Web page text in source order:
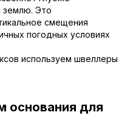
землю. Это
смещения
погодных условиях
используем швеллеры
основания для